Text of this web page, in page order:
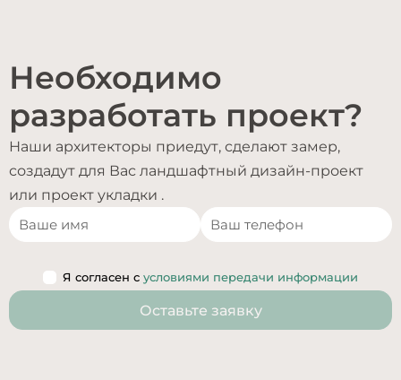
Необходимо
разработать проект?
Наши архитекторы приедут, сделают замер,
создадут для Вас ландшафтный дизайн-проект
или проект укладки .
Я согласен с условиями передачи информации
Оставьте заявку